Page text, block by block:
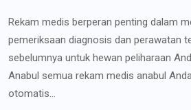
Rekam medis berperan penting dalam
pemeriksaan diagnosis dan perawatan
sebelumnya untuk hewan peliharaan
Anabul semua rekam medis anabul
otomatis...